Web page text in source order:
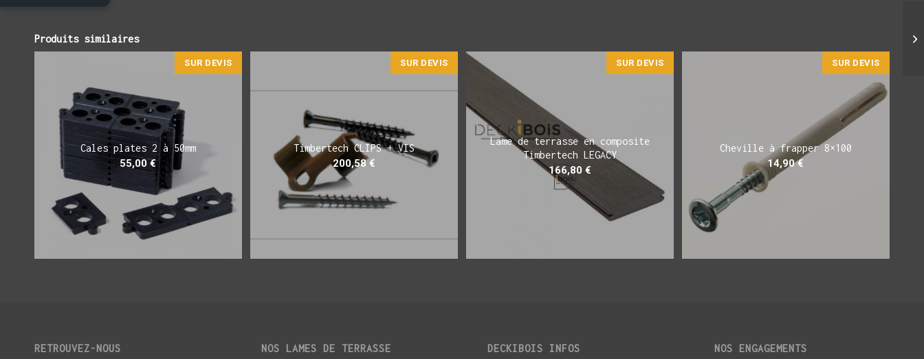
Produits similaires
SUR DEVIS
Cales plates 2 à 50mm
55,00 €
SUR DEVIS
Timbertech CLIPS + VIS
200,58 €
SUR DEVIS
Lame de terrasse en composite
Timbertech LEGACY
166,80 €
SUR DEVIS
Cheville à frapper 8×100
14,90€
RETROUVEZ-NOUS NOS LAMES DE TERRASSE DECKIBOIS INFOS NOS ENGAGEMENTS